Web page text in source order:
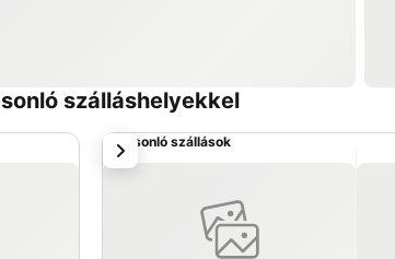
szálláshelyekkel
Hasonló szállások
következő